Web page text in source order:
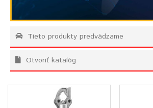
Tieto produkty predvádzame
Otvoriť katalóg